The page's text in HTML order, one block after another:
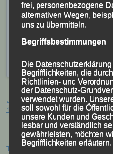
Deckwerth, Bruno und
Wimmer und Mario
VeröffentlichtinAktuelles,
Katharina Kapfer,Mario
Beitragsnavigation
←
5. Ohetal-Volkslauf – Ringelai,
14.09.2024
Termine:
frei, personenbezogene
alternativen Wegen,
uns zu übermitteln.
Begriffsbestimmungen
Die
Begrifflichkeiten, die
Richtlinien- und
der Datenschutz-
verwendet wurden.
soll sowohl für die
unsere Kunden und
lesbar und verständlich
gewährleisten, möchten
Begrifflichkeiten erläutern.